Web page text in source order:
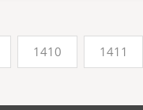
1410 1411